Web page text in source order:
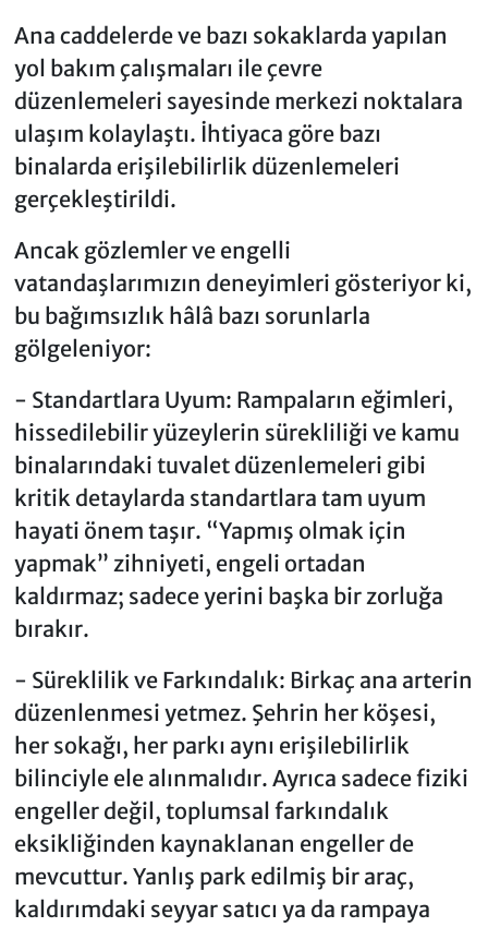
Ana caddelerde ve bazı sokaklarda yapılan
yol bakım çalışmaları ile çevre
düzenlemeleri sayesinde merkezi noktalara
ulaşım kolaylaştı. İhtiyaca göre bazı
binalarda erişilebilirlik düzenlemeleri
gerçekleştirildi.
Ancak gözlemler ve engelli
vatandaşlarımızın deneyimleri gösteriyor ki,
bu bağımsızlık hâlâ bazı sorunlarla
gölgeleniyor:
- Standartlara Uyum: Rampaların eğimleri,
hissedilebilir yüzeylerin sürekliliği ve kamu
binalarındaki tuvalet düzenlemeleri gibi
kritik detaylarda standartlara tam uyum
hayati önem taşır. “Yapmış olmak için
yapmak” zihniyeti, engeli ortadan
kaldırmaz; sadece yerini başka bir zorluğa
bırakır.
- Süreklilik ve Farkındalık: Birkaç ana arterin
düzenlenmesi yetmez. Şehrin her köşesi,
her sokağı, her parkı aynı erişilebilirlik
bilinciyle ele alınmalıdır. Ayrıca sadece fiziki
engeller değil, toplumsal farkındalık
eksikliğinden kaynaklanan engeller de
mevcuttur. Yanlış park edilmiş bir araç,
kaldırımdaki seyyar satıcı ya da rampaya